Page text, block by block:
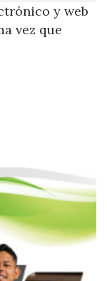
y web
vez que